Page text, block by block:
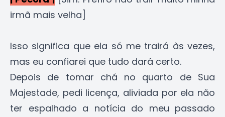
irmã mais velha]
Isso significa que ela só me trairá às vezes,
mas eu confiarei que tudo dará certo.
Depois de tomar chá no quarto de Sua
Majestade, pedi licença, aliviada por ela não
ter espalhado a notícia do meu passado